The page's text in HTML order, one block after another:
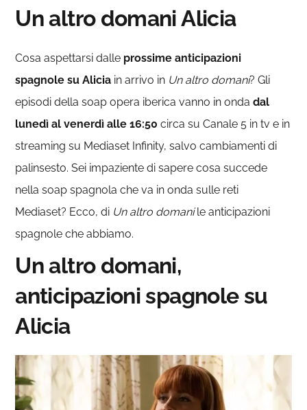
Un altro domani Alicia
Cosa aspettarsi dalle prossime anticipazioni
spagnole su Alicia in arrivo in Un altro domani? Gli
episodi della soap opera iberica vanno in ondadal
lunedì al venerdì alle 16:50 circa su Canale 5 in tv e in
streaming su Mediaset Infinity, salvo cambiamenti di
palinsesto. Sei impaziente di sapere cosa succede
nella soap spagnola che va in onda sulle reti
Mediaset? Ecco, di Un altro domanile anticipazioni
spagnole che abbiamo.
Un altro domani,
anticipazioni spagnole su
Alicia